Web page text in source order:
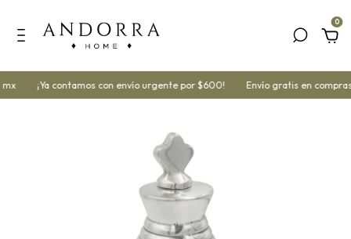
0
¡Ya contamos con envío urgente por $600! Envío gratis en